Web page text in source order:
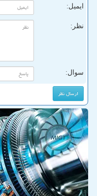
ایمیل:
نظر:
سوال: